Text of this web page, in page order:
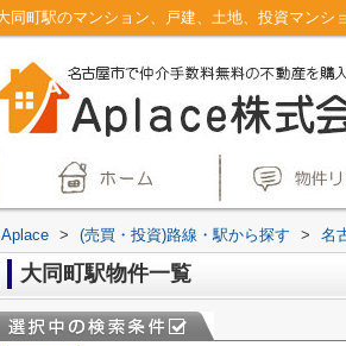
Aplace > (売買・投資)路線・駅から探す > 名
大同町駅物件一覧